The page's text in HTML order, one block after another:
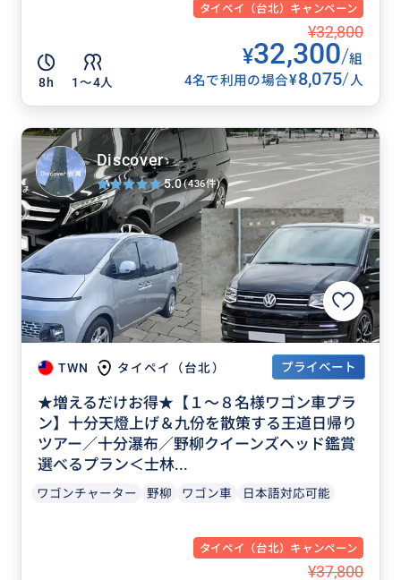
タイペイ（台北）キャンペーン
8h 1〜4人
¥32,800
¥32,300/組
4名で利用の場合¥8,075/人
TWN タイペイ（台北） プライベート
★増えるだけお得★【１〜８名様ワゴン車プラ
ン】十分天燈上げ＆九份を散策する王道日帰り
ツアー／十分瀑布／野柳クイーンズヘッド鑑賞
選べるプラン＜士林...
ワゴンチャーター 野柳 ワゴン車 日本語対応可能
タイペイ（台北）キャンペーン
¥37,800
Discover
5.0(436件)